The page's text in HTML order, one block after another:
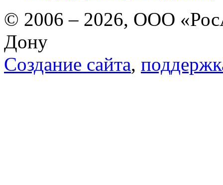
© 2006 – 2026, ООО
Дону
Создание сайта,